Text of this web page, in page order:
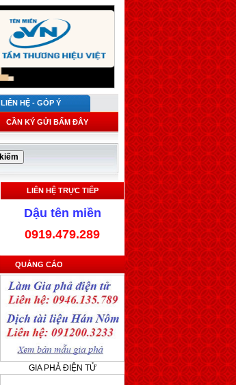
LIÊN HỆ - GÓP Ý
CẦN KÝ GỬI BẤM ĐÂY
LIÊN HỆ TRỰC TIẾP
Dậu tên miền
0919.479.289
QUẢNG CÁO
GIA PHẢ ĐIỆN TỬ